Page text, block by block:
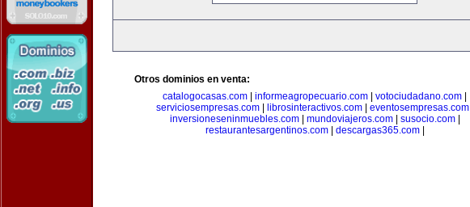
Otros dominios en venta:
catalogocasas.com
informeagropecuario.com votociudadano.com
serviciosempresas.com| librosinteractivos.com| eventosempresas.com|
inversioneseninmuebles.com| mundoviajeros.com| susocio.com|
restaurantesargentinos.com| descargas365.com|